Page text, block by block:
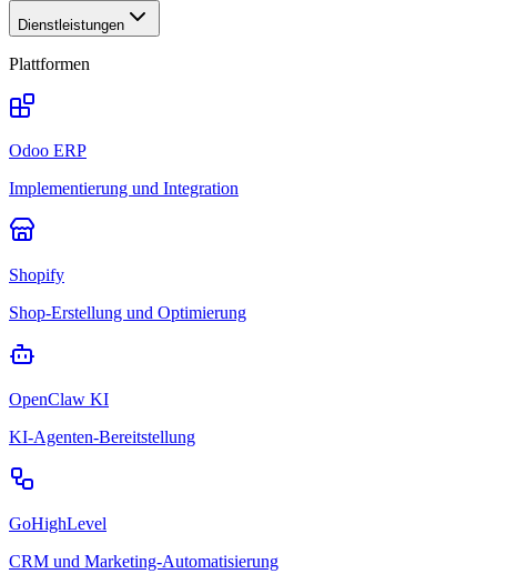
Dienstleistungen
Plattformen
Odoo ERP
Implementierung und Integration
Shopify
Shop-Erstellung und Optimierung
OpenClaw KI
KI-Agenten-Bereitstellung
GoHighLevel
CRM und Marketing-Automatisierung